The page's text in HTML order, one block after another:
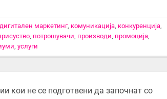
дигитален маркетинг, комуникација конкуренција
потрошувачи производи промоција
,услуги
кои не се подготвени да започнат со